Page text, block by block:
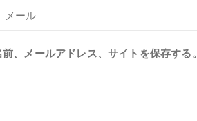
、メールアドレス、サイトを保存する。